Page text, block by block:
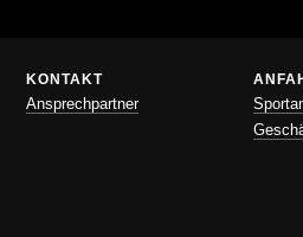
KONTAKT
Ansprechpartner